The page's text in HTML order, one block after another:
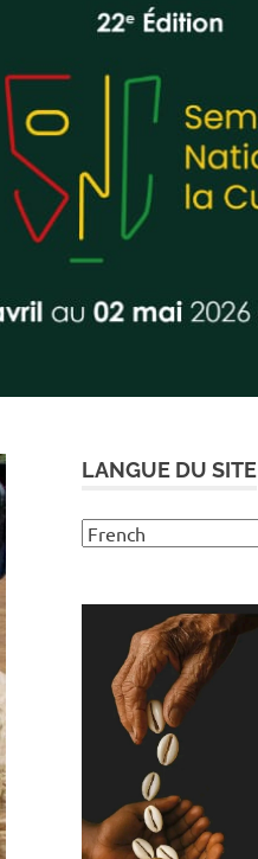
LANGUE DU SITE